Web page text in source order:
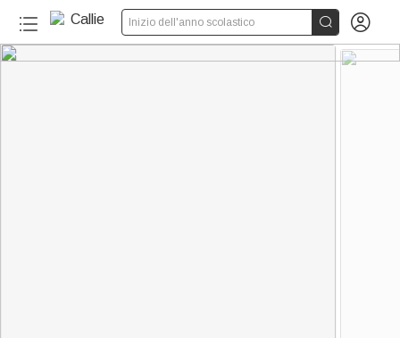
Inizio dell'anno scolastico  